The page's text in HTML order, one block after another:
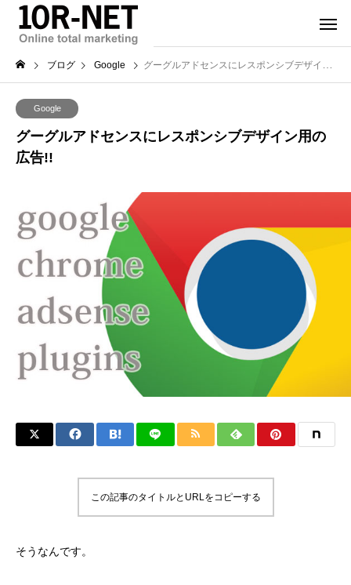
ブログ Google グーグルアドセンスにレスポンシブデザイン用の広告!!
Google
グーグルアドセンスにレスポンシブデザイン用の
広告!!
この記事のタイトルとURLをコピーする
そうなんです。